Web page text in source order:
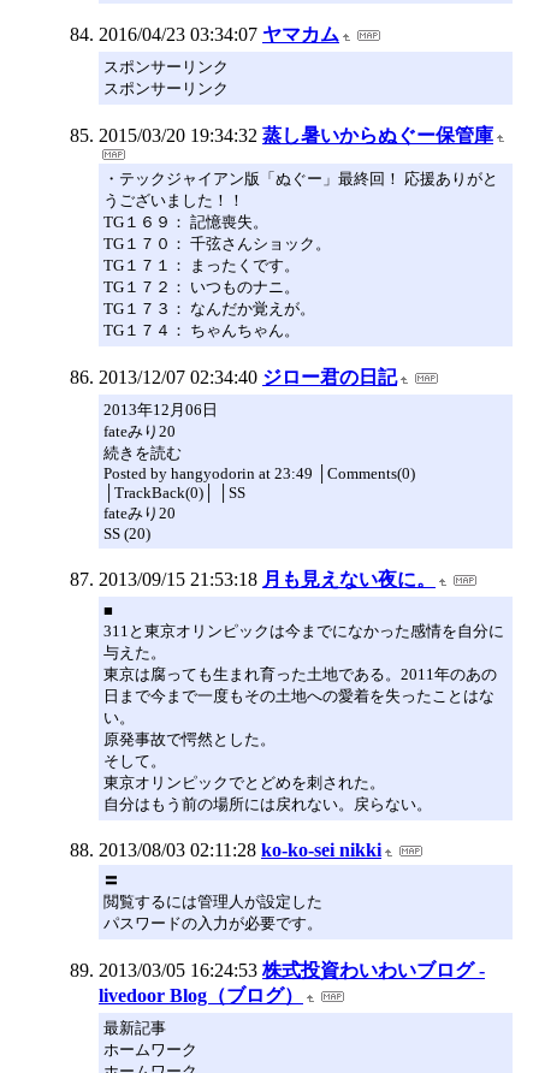
2016/04/23 03:34:07 ヤマカム
スポンサーリンク
スポンサーリンク
2015/03/20 19:34:32 蒸し暑いからぬぐー保管庫
・テックジャイアン版「ぬぐー」最終回！ 応援ありがと
うございました！！
TG１６９： 記憶喪失。
TG１７０： 千弦さんショック。
TG１７１： まったくです。
TG１７２： いつものナニ。
TG１７３： なんだか覚えが。
TG１７４： ちゃんちゃん。
2013/12/07 02:34:40 ジロー君の日記
2013年12月06日
fateみり20
続きを読む
Posted by hangyodorin at 23:49 │Comments(0)
│TrackBack(0)│ │SS
fateみり20
SS (20)
2013/09/15 21:53:18 月も見えない夜に。
■
311と東京オリンピックは今までになかった感情を自分に
与えた。
東京は腐っても生まれ育った土地である。2011年のあの
日まで今まで一度もその土地への愛着を失ったことはな
い。
原発事故で愕然とした。
そして。
東京オリンピックでとどめを刺された。
自分はもう前の場所には戻れない。戻らない。
2013/08/03 02:11:28 ko-ko-sei nikki
〓
閲覧するには管理人が設定した
パスワードの入力が必要です。
2013/03/05 16:24:53 株式投資わいわいブログ -
livedoor Blog（ブログ）
最新記事
ホームワーク